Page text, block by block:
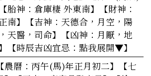
胎神：倉庫棲 外東南】【財神：
南】【吉神：天德合，月空，陽
天醫，司命】【凶神：月厭，地
【時辰吉凶宜忌：點我展開▼】
【農曆：丙午(馬)年正月初二】【七